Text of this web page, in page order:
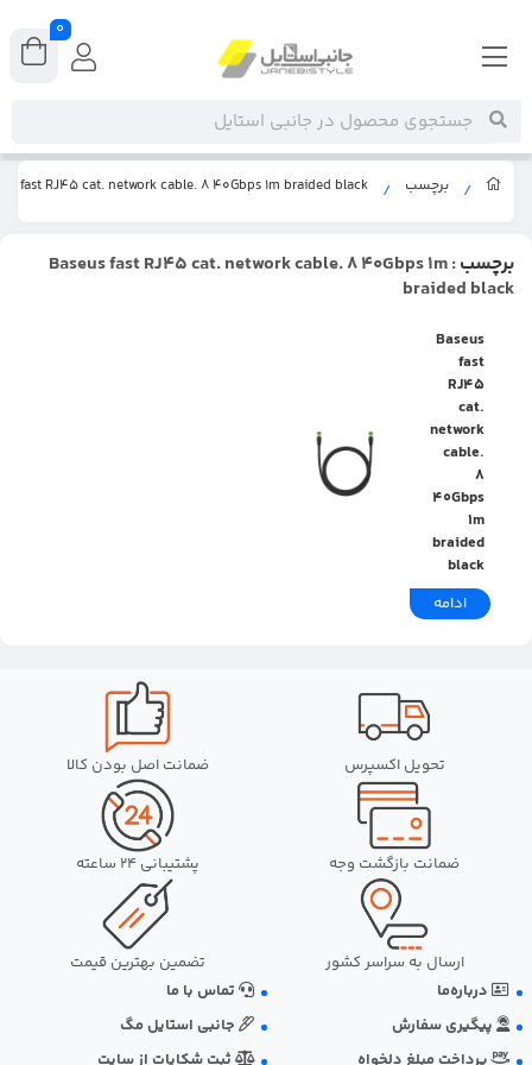
/ برچسب /
fast RJ45 cat. network cable. 8 40Gbps 1m braided black
برچسب : Baseus fast RJ45 cat. network cable. 8 40Gbps 1m
braided black
Baseus
fast
RJ45
cat.
network
cable.
8
40Gbps
1m
braided
black
ادامه
تحویل اکسپرس ضمانت اصل بودن کالا
ضمانت بازگشت وجه پشتیبانی 24 ساعته
ارسال به سراسر کشور
تضمین بهترین قیمت
درباره‌ما
تماس با ما
پیگیری سفارش
جانبی استایل مگ
پرداخت مبلغ دلخواه
ثبت شکایات از سایت
0
اپلیکیشن جانبی استایل را نصب کنید